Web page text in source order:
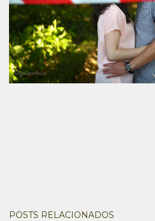
POSTS RELACIONADOS